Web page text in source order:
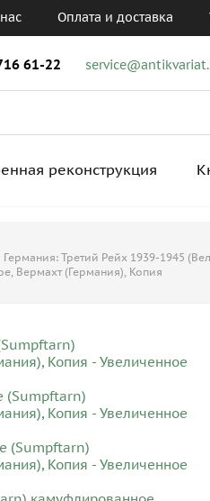
Оплата и доставка
61-22
реконструкция
Германия: Третий Рейх 1939-1945
Вермахт (Германия), Копия